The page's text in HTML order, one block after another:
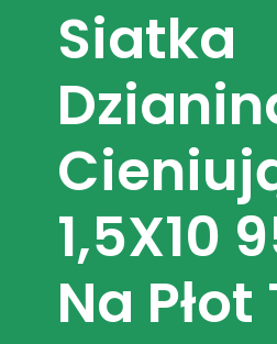
Siatka
1,5X10
Na